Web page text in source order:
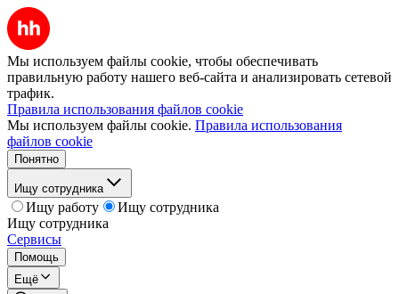
Мы используем файлы cookie, чтобы обеспечивать
правильную работу нашего веб-сайта и анализировать сетевой
трафик.
Правила использования файлов cookie
Мы используем файлы cookie. Правила использования
файлов cookie
Понятно
Ищу сотрудника
Ищу работу
Ищу сотрудника
Ищу сотрудника
Сервисы
Помощь
Ещё